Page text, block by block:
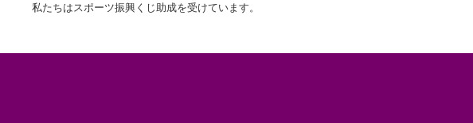
私たちはスポーツ振興くじ助成を受けています。